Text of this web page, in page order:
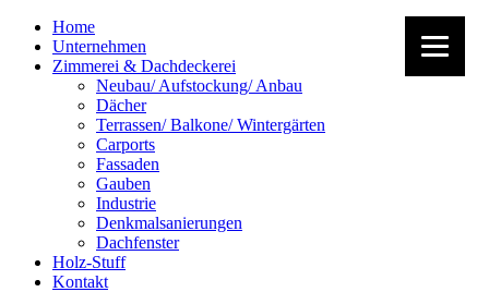
Home
Unternehmen
Zimmerei & Dachdeckerei
Neubau/ Aufstockung/ Anbau
Dächer
Terrassen/ Balkone/ Wintergärten
Carports
Fassaden
Gauben
Industrie
Denkmalsanierungen
Dachfenster
Holz-Stuff
Kontakt